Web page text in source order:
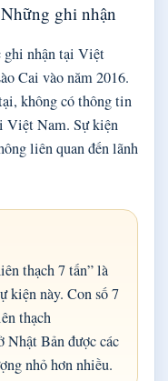
ghi nhận
ghi nhận tại Việt
Cai vào năm 2016.
không có thông tin
Việt Nam. Sự kiện
liên quan đến lãnh
thạch 7 tấn” là
kiện này. Con số 7
thạch
Nhật Bản được các
nhỏ hơn nhiều.